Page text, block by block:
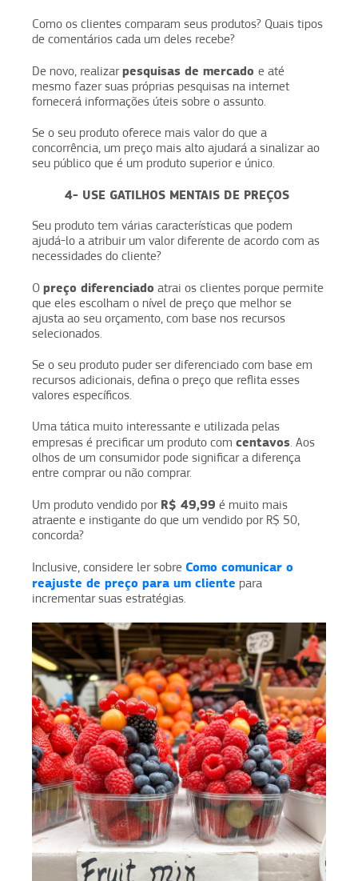
Como os clientes comparam seus produtos? Quais tipos
de comentários cada um deles recebe?
De novo, realizarpesquisas de mercado e até
mesmo fazer suas próprias pesquisas na internet
fornecerá informações úteis sobre o assunto.
Se o seu produto oferece mais valor do que a
concorrência, um preço mais alto ajudará a sinalizar ao
seu público que é um produto superior e único.
4- USE GATILHOS MENTAIS DE PREÇOS
Seu produto tem várias características que podem
ajudá-lo a atribuir um valor diferente de acordo com as
necessidades do cliente?
O preço diferenciado atrai os clientes porque permite
que eles escolham o nível de preço que melhor se
ajusta ao seu orçamento, com base nos recursos
selecionados.
Se o seu produto puder ser diferenciado com base em
recursos adicionais, defina o preço que reflita esses
valores específicos.
Uma tática muito interessante e utilizada pelas
empresas é precificar um produto com centavos. Aos
olhos de um consumidor pode significar a diferença
entre comprar ou não comprar.
Um produto vendido por R$ 49,99 é muito mais
atraente e instigante do que um vendido por R$ 50,
concorda?
Inclusive, considere ler sobre Como comunicar o
reajuste de preço para um cliente para
incrementar suas estratégias.